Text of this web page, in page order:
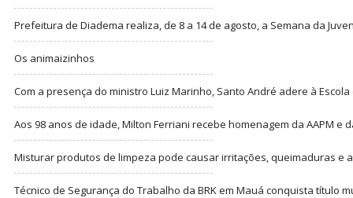
Prefeitura de Diadema realiza, de 8 a 14 de agosto, a Semana da
Os animaizinhos
Com a presença do ministro Luiz Marinho, Santo André adere à
Aos 98 anos de idade, Milton Ferriani recebe homenagem da AAPM e
Misturar produtos de limpeza pode causar irritações, queimaduras e
Técnico de Segurança do Trabalho da BRK em Mauá conquista título